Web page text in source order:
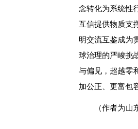
念转化为系统性
互信提供物质支
明交流互鉴成为
球治理的严峻挑
与偏见，超越零
加公正、更富包
（作者为山